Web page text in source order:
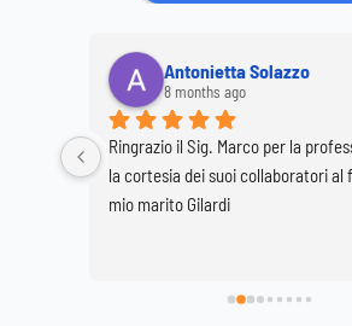
Antonietta Solazzo
8 months ago
Ringrazio il Sig. Marco per la
la cortesia dei suoi collaboratori al
mio marito Gilardi